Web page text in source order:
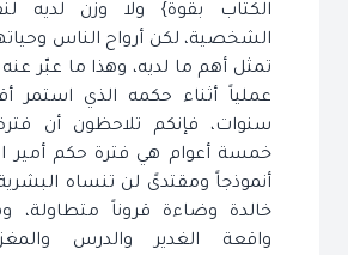
الكتاب بقوة} ولا وزن لديه
الشخصية، لكن أرواح الناس
تمثل أهم ما لديه، وهذا ما عبّر عنه
عملياً أثناء حكمه الذي
سنوات، فإنكم تلاحظون أن
خمسة أعوام هي فترة حكم أمير
أنموذجاً ومقتدىً لن تنساه
خالدة وضاءة قروناً متطاولة،
واقعة الغدير والدرس